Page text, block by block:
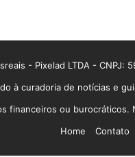
- Pixelad LTDA - CNPJ:
à curadoria de notícias e
financeiros ou
Home
Contato